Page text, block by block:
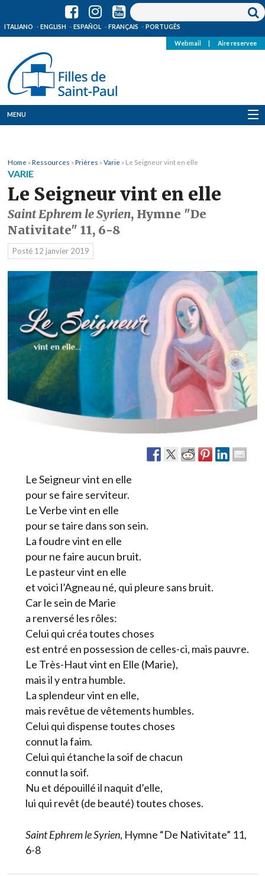
ITALIANO ENGLISH ESPAÑOL FRANÇAIS PORTUGÊS
Webmail Aire reservee
MENU
Où sommes-nous
News
Ressources
Media
Home »Ressources »Prières »Varie » Le Seigneur vint en elle
VARIE
Le Seigneur vint en elle
Saint Ephrem le Syrien, Hymne "De
Nativitate" 11, 6-8
Posté 12 janvier 2019
Le Seigneur vint en elle
pour se faire serviteur.
Le Verbe vint en elle
pour se taire dans son sein.
La foudre vint en elle
pour ne faire aucun bruit.
Le pasteur vint en elle
et voici l’Agneau né, qui pleure sans bruit.
Car le sein de Marie
a renversé les rôles:
Celui qui créa toutes choses
est entré en possession de celles-ci, mais pauvre.
Le Très-Haut vint en Elle (Marie),
mais il y entra humble.
La splendeur vint en elle,
mais revêtue de vêtements humbles.
Celui qui dispense toutes choses
connut la faim.
Celui qui étanche la soif de chacun
connut la soif.
Nu et dépouillé il naquit d’elle,
lui qui revêt (de beauté) toutes choses.
Saint Ephrem le Syrien, Hymne “De Nativitate” 11,
6-8